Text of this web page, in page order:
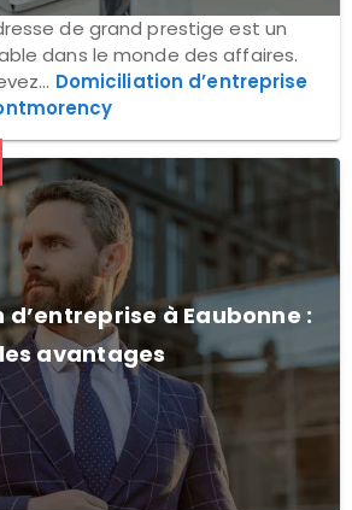
de grand prestige est un
dans le monde des affaires.
Domiciliation d’entreprise
à Eaubonne :
avantages